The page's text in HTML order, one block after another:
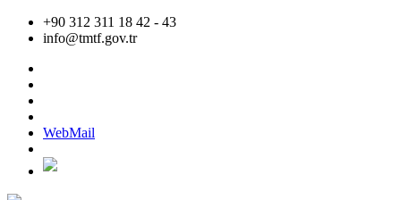
+90 312 311 18 42 - 43
info@tmtf.gov.tr
WebMail